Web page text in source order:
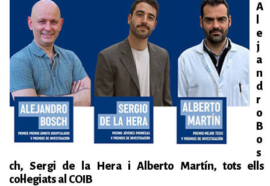
A
e
j
a
n
d
r
o
B
o
s
ch, Sergi de la Hera i Alberto Martín, tots ells
col·legiats al COIB